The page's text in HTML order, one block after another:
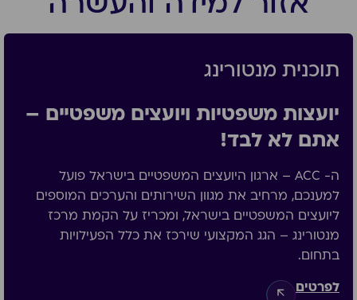
תוכנית מנטורינג
יועצות משפטיות ויועצים משפטיים –
אתם לא לבד!
ה- ACC – ארגון היועצים המשפטיים בישראל פועל
למענכם, מרחיב את מגוון השירותים והערכים המוספים
ליועצים המשפטיים בישראל, ומכריז על הקמת מרכז
מנטורינג – הגג המקצועי שירכז את כלל הפעילויות
בתחום.
לפרטים